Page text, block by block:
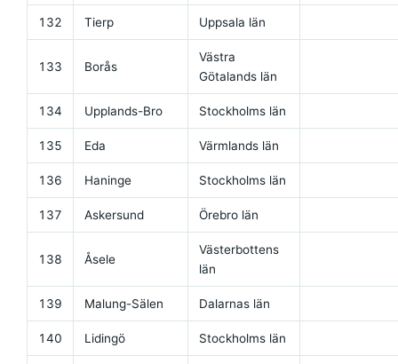
132 Tierp Uppsala län
133 Borås
Västra
Götalands län
134 Upplands-Bro Stockholms län
135 Eda Värmlands län
136 Haninge Stockholms län
137 Askersund Örebro län
138 Åsele
Västerbottens
län
139 Malung-Sälen Dalarnas län
140 Lidingö Stockholms län